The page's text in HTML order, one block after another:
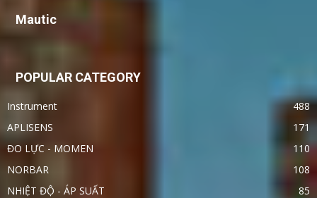
Mautic
POPULAR CATEGORY
Instrument
488
APLISENS
171
ĐO LỰC - MOMEN
110
NORBAR
108
NHIỆT ĐỘ - ÁP SUẤT
85